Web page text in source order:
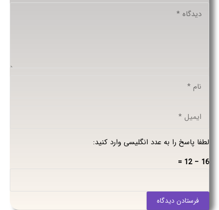
لطفا پاسخ را به عدد انگلیسی وارد کنید:
16 − 12 =
فرستادن دیدگاه